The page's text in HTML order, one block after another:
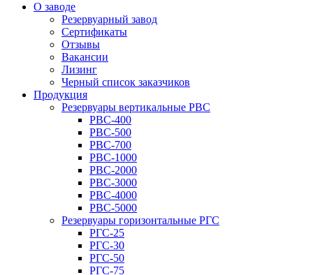
О заводе
Резервуарный завод
Сертификаты
Отзывы
Вакансии
Лизинг
Черный список заказчиков
Продукция
Резервуары вертикальные РВС
РВС-400
РВС-500
РВС-700
РВС-1000
РВС-2000
РВС-3000
РВС-4000
РВС-5000
Резервуары горизонтальные РГС
РГС-25
РГС-30
РГС-50
РГС-75